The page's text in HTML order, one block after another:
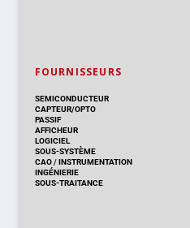
FOURNISSEURS
SEMICONDUCTEUR
CAPTEUR/OPTO
PASSIF
AFFICHEUR
LOGICIEL
SOUS-SYSTÈME
CAO/INSTRUMENTATION
INGÉNIERIE
SOUS-TRAITANCE